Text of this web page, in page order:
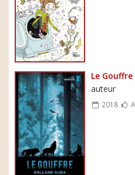
Le Gouffre
auteur
2018